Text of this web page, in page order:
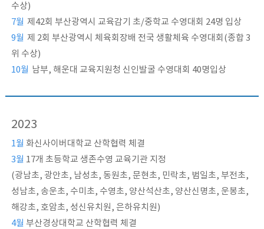
수상)
7월 제42회 부산광역시 교육감기 초/중학교 수영대회 24명 입상
9월 제 2회 부산광역시 체육회장배 전국 생활체육 수영대회(종합 3
위 수상)
10월 남부, 해운대 교육지원청 신인발굴 수영대회 40명입상
2023
1월 화신사이버대학교 산학협력 체결
3월 17개 초등학교 생존수영 교육기관 지정
(광남초, 광안초, 남성초, 동원초, 문현초, 민락초, 범일초, 부전초,
성남초, 송운초, 수미초, 수영초, 양산석산초, 양산신명초, 운봉초,
해강초, 호암초, 성신유치원, 은하유치원)
4월 부산경상대학교 산학협력 체결